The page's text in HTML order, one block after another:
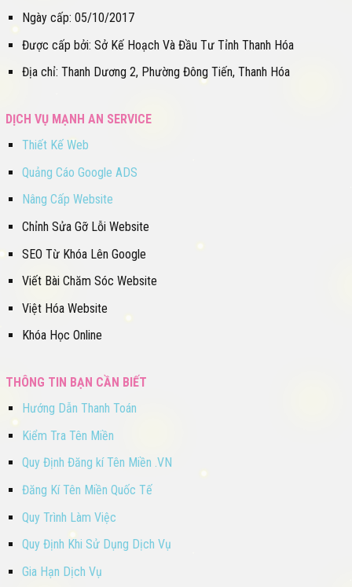
Ngày cấp: 05/10/2017
Được cấp bởi: Sở Kế Hoạch Và Đầu Tư Tỉnh Thanh Hóa
Địa chỉ: Thanh Dương 2, Phường Đông Tiến, Thanh Hóa
DỊCH VỤ MẠNH AN SERVICE
Thiết Kế Web
Quảng Cáo Google ADS
Nâng Cấp Website
Chỉnh Sửa Gỡ Lỗi Website
SEO Từ Khóa Lên Google
Viết Bài Chăm Sóc Website
Việt Hóa Website
Khóa Học Online
THÔNG TIN BẠN CẦN BIẾT
Hướng Dẫn Thanh Toán
Kiểm Tra Tên Miền
Quy Định Đăng kí Tên Miền .VN
Đăng Kí Tên Miền Quốc Tế
Quy Trình Làm Việc
Quy Định Khi Sử Dụng Dịch Vụ
Gia Hạn Dịch Vụ